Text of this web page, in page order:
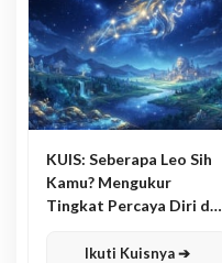
KUIS: Seberapa Leo Sih
Kamu? Mengukur
Tingkat Percaya Diri dan
Ikuti Kuisnya ➔